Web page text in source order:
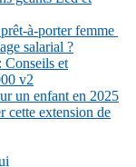
à-porter femme
salarial ?
Conseils et
v2
un enfant en 2025
cette extension de